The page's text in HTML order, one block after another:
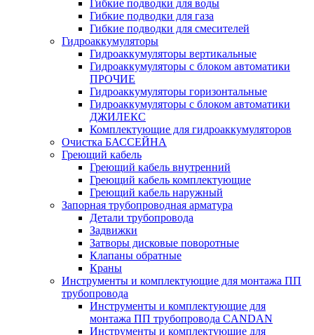
Гибкие подводки для воды
Гибкие подводки для газа
Гибкие подводки для смесителей
Гидроаккумуляторы
Гидроаккумуляторы вертикальные
Гидроаккумуляторы с блоком автоматики
ПРОЧИЕ
Гидроаккумуляторы горизонтальные
Гидроаккумуляторы с блоком автоматики
ДЖИЛЕКС
Комплектующие для гидроаккумуляторов
Очистка БАССЕЙНА
Греющий кабель
Греющий кабель внутренний
Греющий кабель комплектующие
Греющий кабель наружный
Запорная трубопроводная арматура
Детали трубопровода
Задвижки
Затворы дисковые поворотные
Клапаны обратные
Краны
Инструменты и комплектующие для монтажа ПП
трубопровода
Инструменты и комплектующие для
монтажа ПП трубопровода CANDAN
Инструменты и комплектующие для